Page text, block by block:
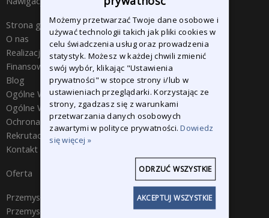
Strona główna
O nas
Realizacje
Finansowanie
Blog
Ogólne Warunki Handlowe
Ogólne Warunki Zakupu
Ochrona Danych Osobowych
Rekrutacja
Kontakt
Oferta
Przemysłowe kabiny lakiernicze i malarnie
Przemysłowe strefy przygotowawcze
Możemy przetwarzać Twoje dane osobowe i
używać technologii takich jak pliki cookies w
celu świadczenia usług oraz prowadzenia
statystyk. Możesz w każdej chwili zmienić
swój wybór, klikając "Ustawienia
prywatności" w stopce strony i/lub w
ustawieniach przeglądarki. Korzystając ze
strony, zgadzasz się z warunkami
przetwarzania danych osobowych
zawartymi w polityce prywatności.Dowiedz
się więcej »
AKCEPTUJ WSZYSTKIE
ODRZUĆ WSZYSTKIE